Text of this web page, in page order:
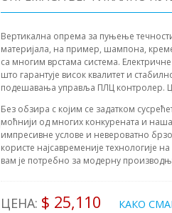
Вертикална опрема за пуњење
материјала, на пример, шампона,
са многим врстама система.
што гарантује висок квалитет и
подешавања управља ПЛЦ контролер.
Без обзира с којим се задатком
моћнији од многих конкурената и
импресивне услове и невероватно
користе најсавременије технологије
вам је потребно за модерну
ЦЕНА: $ 25,110 КАКО